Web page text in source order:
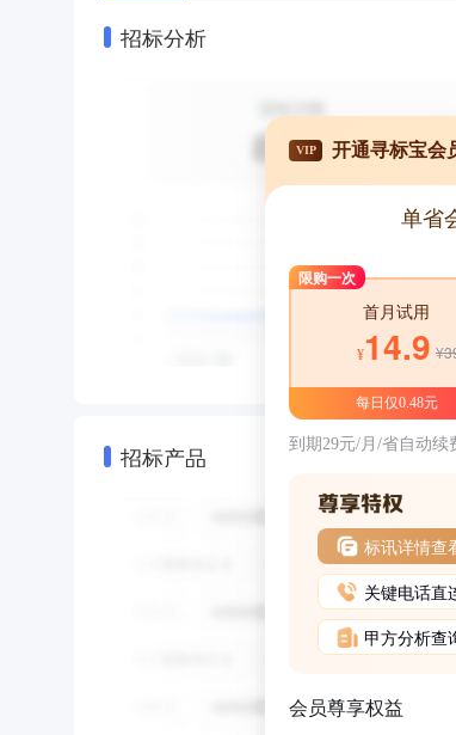
招标分析
招标产品
VIP 开通寻标宝会
单省
限购一次
首月试用
¥14.9
每日仅0.48元
到期29元/月/省自动续
标讯详情查
关键电话直
甲方分析查
会员尊享权益